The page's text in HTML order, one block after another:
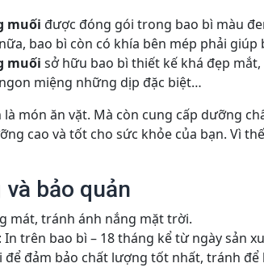
muối được đóng gói trong bao bì màu
bao bì còn có khía bên mép phải giúp
muối sở hữu bao bì thiết kế khá đẹp
miệng những dịp đặc biệt…
món ăn vặt. Mà còn cung cấp dưỡng
cao và tốt cho sức khỏe của bạn. Vì
bảo quản
mát, tránh ánh nắng mặt trời.
trên bao bì – 18 tháng kể từ ngày sản
để đảm bảo chất lượng tốt nhất, tránh